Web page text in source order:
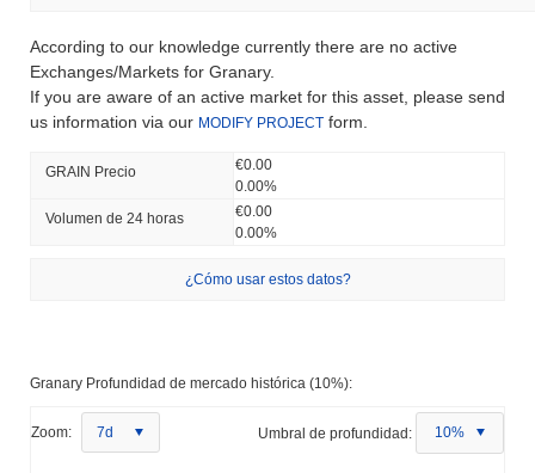
According to our knowledge currently there are no active
Exchanges/Markets for Granary.
If you are aware of an active market for this asset, please send
us information via our MODIFY PROJECT form.
GRAIN Precio
€0.00
0.00%
Volumen de 24 horas
€0.00
0.00%
¿Cómo usar estos datos?
Granary Profundidad de mercado histórica (10%):
Zoom: 7d Umbral de profundidad: 10%